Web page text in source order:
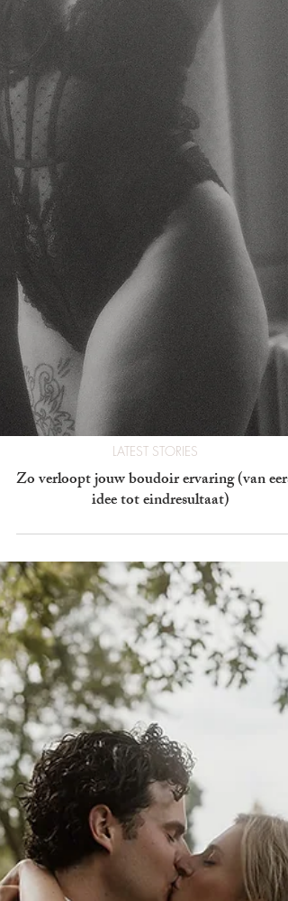
LATEST STORIES
Zo verloopt jouw boudoir ervaring (van
idee tot eindresultaat)